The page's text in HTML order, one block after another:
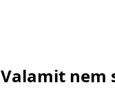
Valamit nem